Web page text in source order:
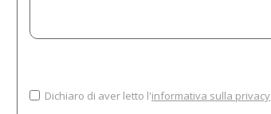
Dichiaro di aver letto l'informativa sulla privacy